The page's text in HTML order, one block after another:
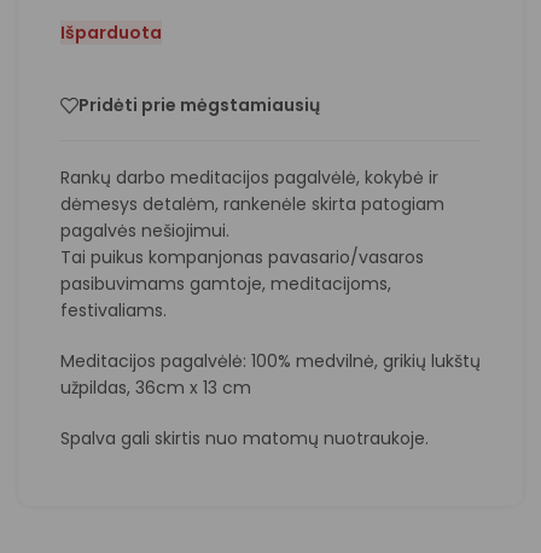
Išparduota
Pridėti prie mėgstamiausių
Rankų darbo meditacijos pagalvėlė, kokybė ir
dėmesys detalėm, rankenėle skirta patogiam
pagalvės nešiojimui.
Tai puikus kompanjonas pavasario/vasaros
pasibuvimams gamtoje, meditacijoms,
festivaliams.
Meditacijos pagalvėlė: 100% medvilnė, grikių lukštų
užpildas, 36cm x 13 cm
Spalva gali skirtis nuo matomų nuotraukoje.